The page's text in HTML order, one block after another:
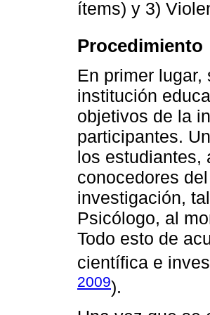
ítems) y 3)
Procedimiento
En primer
institución
objetivos de la
participantes.
los estudiantes,
conocedores
investigación,
Psicólogo, al
Todo esto de
científica e
2009).